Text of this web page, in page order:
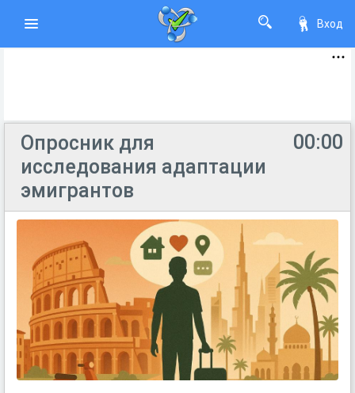
Вход
00:00
Опросник для
исследования адаптации
эмигрантов